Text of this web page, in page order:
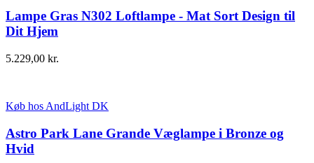
Lampe Gras N302 Loftlampe - Mat Sort Design til
Dit Hjem
5.229,00 kr.
Køb hos AndLight DK
Astro Park Lane Grande Væglampe i Bronze og
Hvid